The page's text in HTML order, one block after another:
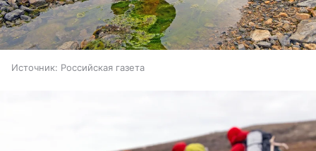
Источник: Российская газета